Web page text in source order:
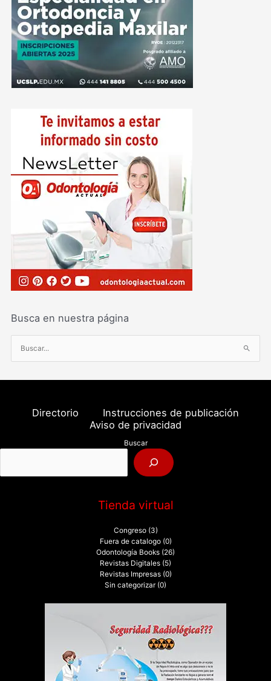
Busca en nuestra página
u
s
o
:
Directorio
Instrucciones de publicación
Aviso de privacidad
Buscar
Tienda virtual
Congreso (3)
Fuera de catalogo (0)
Odontología Books (26)
Revistas Digitales (5)
Revistas Impresas (0)
Sin categorizar (0)